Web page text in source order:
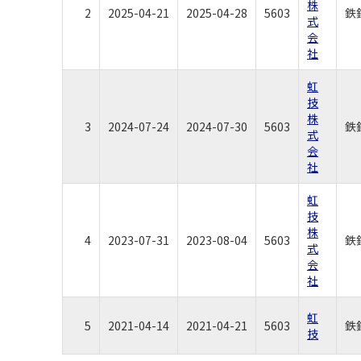
2 2025-04-21 2025-04-28 5603
株
式
会
社
鉄
3 2024-07-24 2024-07-30 5603
虹
技
株
式
会
社
鉄
4 2023-07-31 2023-08-04 5603
虹
技
株
式
会
社
鉄
5 2021-04-14 2021-04-21 5603
虹
技
鉄